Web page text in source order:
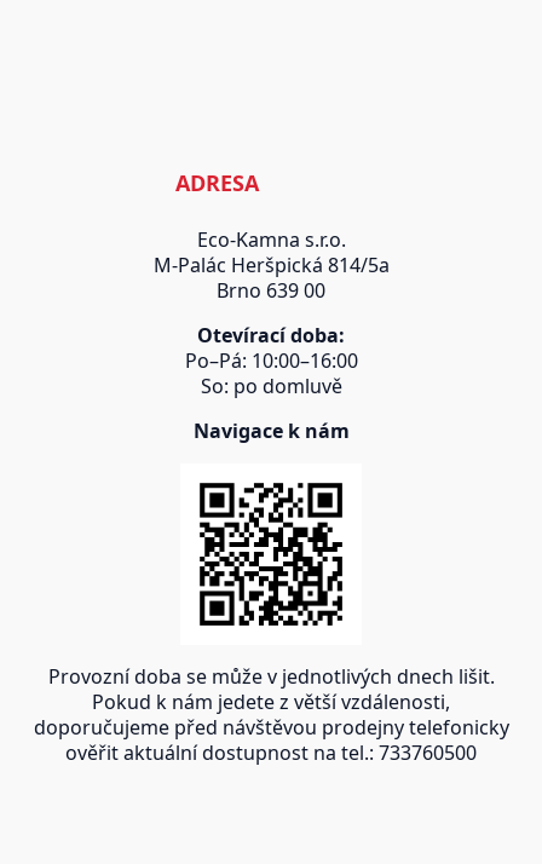
ADRESA
Eco-Kamna s.r.o.
M-Palác Heršpická 814/5a
Brno 639 00
Otevírací doba:
Po–Pá: 10:00–16:00
So: po domluvě
Navigace k nám
Provozní doba se může v jednotlivých dnech lišit.
Pokud k nám jedete z větší vzdálenosti,
doporučujeme před návštěvou prodejny telefonicky
ověřit aktuální dostupnost na tel.: 733760500